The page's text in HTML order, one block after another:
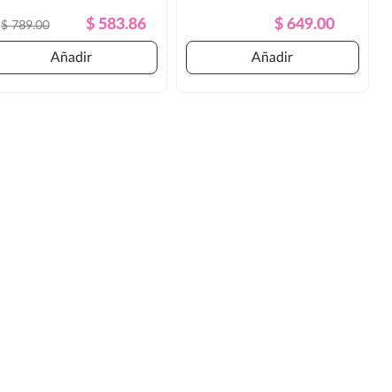
Precio
Regular
$ 789.00 Precio
$ 583.86
Añadir
Precio
Regular
Precio
$ 649.00
Añadir